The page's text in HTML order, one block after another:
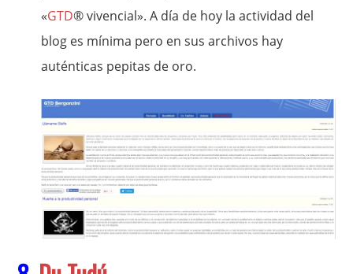
«GTD® vivencial». A día de hoy la actividad del
blog es mínima pero en sus archivos hay
auténticas pepitas de oro.